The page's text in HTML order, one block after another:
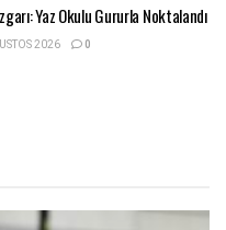
Yaz Okulu Gururla Noktalandı
2026 0